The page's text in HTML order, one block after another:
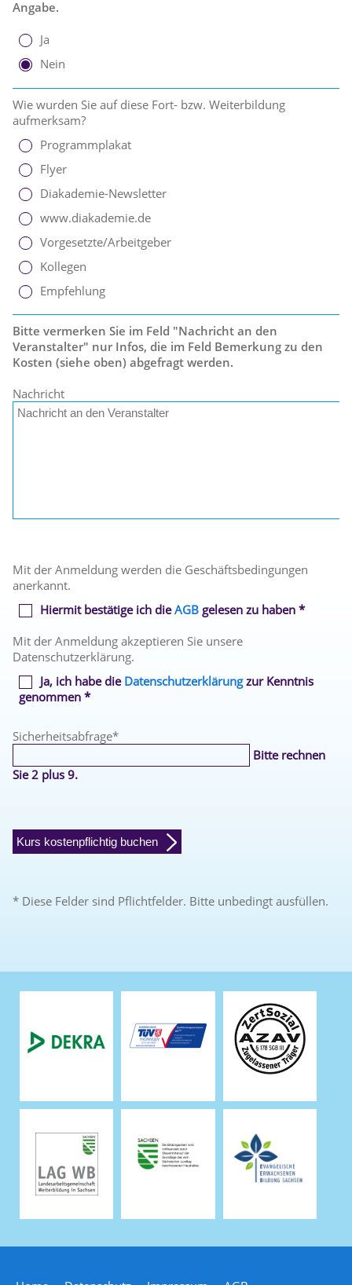
Angabe.
Ja
Nein
Wie wurden Sie auf diese Fort- bzw. Weiterbildung
aufmerksam?
Programmplakat
Flyer
Diakademie-Newsletter
www.diakademie.de
Vorgesetzte/Arbeitgeber
Kollegen
Empfehlung
Bitte vermerken Sie im Feld "Nachricht an den
Veranstalter" nur Infos, die im Feld Bemerkung zu den
Kosten (siehe oben) abgefragt werden.
Nachricht
Mit der Anmeldung werden die Geschäftsbedingungen
anerkannt.
Hiermit bestätige ich dieAGB gelesen zu haben *
Mit der Anmeldung akzeptieren Sie unsere
Datenschutzerklärung.
Ja, ich habe die Datenschutzerklärungzur Kenntnis
genommen *
Sicherheitsabfrage*
Bitte rechnen
Sie 2 plus 9.
Kurs kostenpflichtig buchen
* Diese Felder sind Pflichtfelder. Bitte unbedingt ausfüllen.